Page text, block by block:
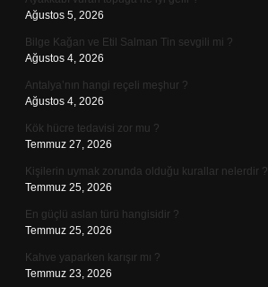
Ağustos 5, 2026
Bilge Kağan ve Etil Salman Tin sevgili mi ?
Ağustos 4, 2026
Antalya’nın hangi reçeli meşhur ?
Ağustos 4, 2026
Kök hücre tedavisi zor mu ?
Temmuz 27, 2026
Kişilerin uymak zorunda olduğu kurallar nelerdir ?
Temmuz 25, 2026
En güçlü aslan türü hangisidir ?
Temmuz 25, 2026
Kahve yaparken karışır mı ?
Temmuz 23, 2026